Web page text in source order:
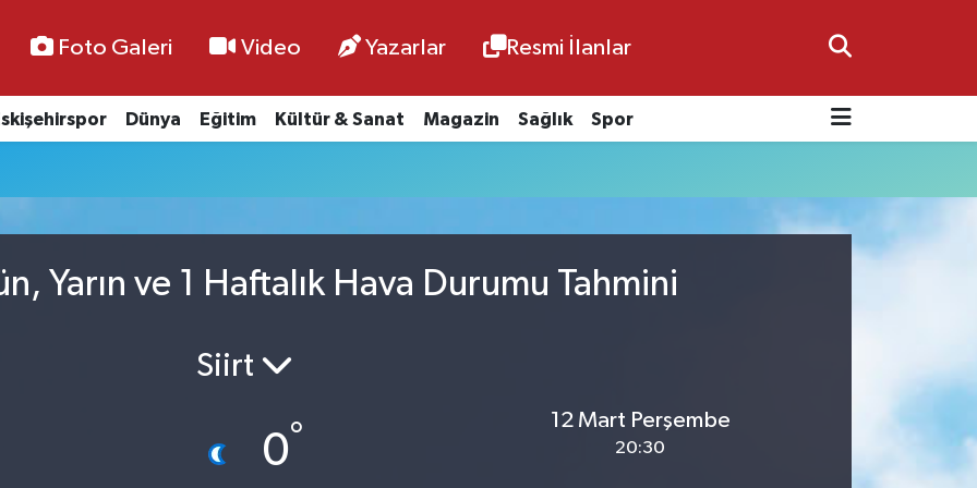
Foto Galeri Video Yazarlar Resmi İlanlar
Dünya Eğitim Kültür & Sanat Magazin Sağlık Spor
Yarın ve 1 Haftalık Hava Durumu Tahmini
Siirt
0°
12 Mart Perşembe
20:30